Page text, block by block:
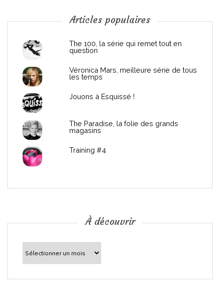
n
c
Articles populaires
The 100, la série qui remet tout en
question
Véronica Mars, meilleure série de tous
les temps
Jouons à Esquissé !
The Paradise, la folie des grands
magasins
Training #4
À découvrir
découvrir